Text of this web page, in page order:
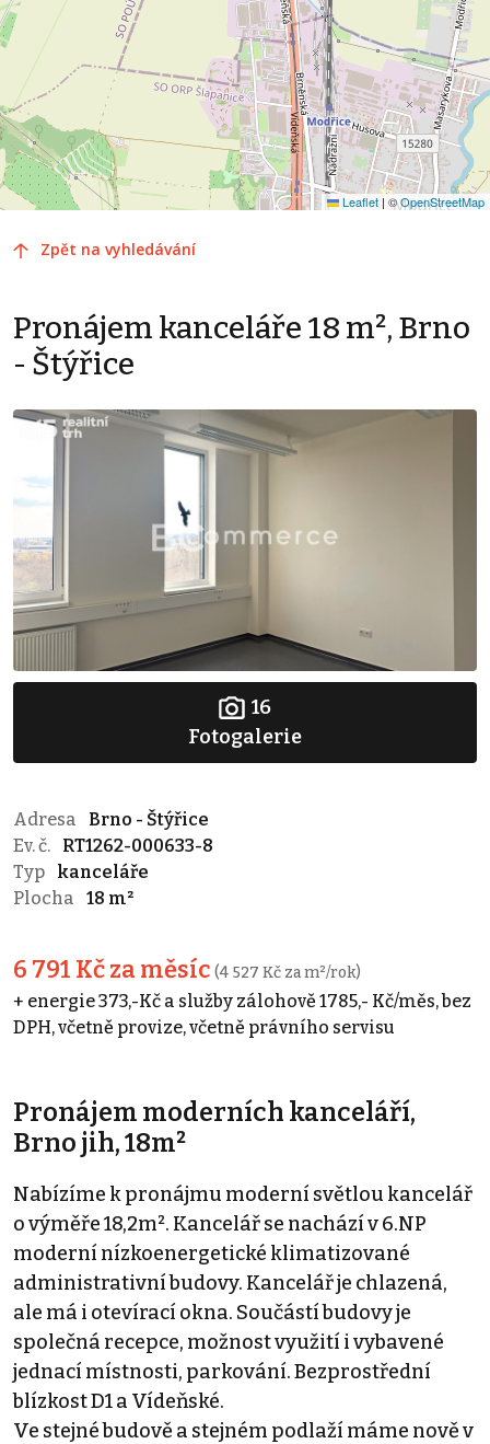
Leaflet | ©OpenStreetMap
Zpět na vyhledávání
Pronájem kanceláře 18 m², Brno
- Štýřice
16
Fotogalerie
Adresa
Brno - Štýřice
Ev. č.
RT1262-000633-8
Typ
kanceláře
Plocha
18 m²
6 791 Kč za měsíc (4 527 Kč za m²/rok)
+ energie 373,-Kč a služby zálohově 1785,- Kč/měs, bez
DPH, včetně provize, včetně právního servisu
Pronájem moderních kanceláří,
Brno jih, 18m²
Nabízíme k pronájmu moderní světlou kancelář
o výměře 18,2m². Kancelář se nachází v 6.NP
moderní nízkoenergetické klimatizované
administrativní budovy. Kancelář je chlazená,
ale má i otevírací okna. Součástí budovy je
společná recepce, možnost využití i vybavené
jednací místnosti, parkování. Bezprostřední
blízkost D1 a Vídeňské.
Ve stejné budově a stejném podlaží máme nově v